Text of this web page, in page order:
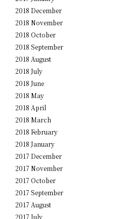
2018 December
2018 November
2018 October
2018 September
2018 August
2018 July
2018 June
2018 May
2018 April
2018 March
2018 February
2018 January
2017 December
2017 November
2017 October
2017 September
2017 August
2017 July